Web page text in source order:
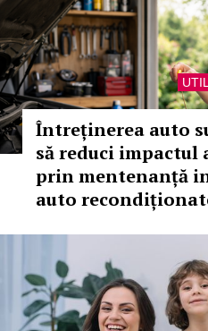
Întreținerea auto
să reduci impactul
prin mentenanță
auto